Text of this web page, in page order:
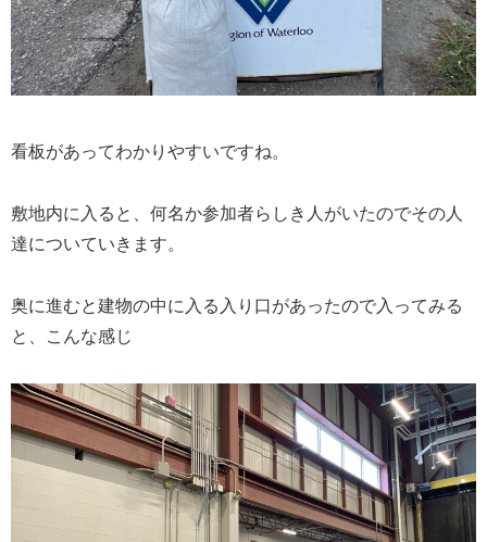
看板があってわかりやすいですね。
敷地内に入ると、何名か参加者らしき人がいたのでその人
達についていきます。
奥に進むと建物の中に入る入り口があったので入ってみる
と、こんな感じ